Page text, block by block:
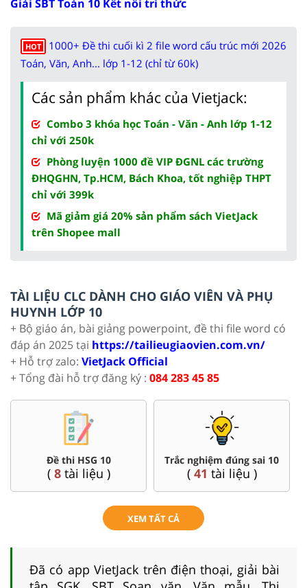
Giải SBT Toán 10 Kết nối tri thức
HOT
1000+ Đề thi cuối kì 2 file word cấu trúc mới 2026
Toán, Văn, Anh... lớp 1-12 (chỉ từ 60k)
Các sản phẩm khác của Vietjack:
Combo 3 khóa học Toán - Văn - Anh lớp 1-12
chỉ với 250k
Phòng luyện 1000 đề VIP ĐGNL các trường
ĐHQGHN, Tp.HCM, Bách Khoa, tốt nghiệp THPT
chỉ với 399k
Mã giảm giá 20% sản phẩm sách VietJack
trên Shopee mall
TÀI LIỆU CLC DÀNH CHO GIÁO VIÊN VÀ PHỤ
HUYNH LỚP 10
+ Bộ giáo án, bài giảng powerpoint, đề thi file word có
đáp án 2025 tại https://tailieugiaovien.com.vn/
+ Hỗ trợ zalo: VietJack Official
+ Tổng đài hỗ trợ đăng ký : 084 283 45 85
Đề thi HSG 10
( 8tài liệu )
Trắc nghiệm đúng sai 10
( 41 tài liệu )
XEM TẤT CẢ
Đã có app VietJack trên điện thoại, giải bài